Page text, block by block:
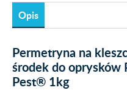
Opis
Permetryna na
środek do oprysków
Pest® 1kg